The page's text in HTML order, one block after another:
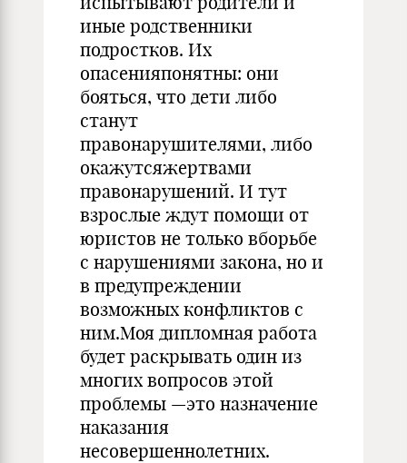
иные родственники
подростков. Их
опасенияпонятны: они
бояться, что дети либо
станут
правонарушителями, либо
окажутсяжертвами
правонарушений. И тут
взрослые ждут помощи от
юристов не только вборьбе
с нарушениями закона, но и
в предупреждении
возможных конфликтов с
ним.Моя дипломная работа
будет раскрывать один из
многих вопросов этой
проблемы —это назначение
наказания
несовершеннолетних.